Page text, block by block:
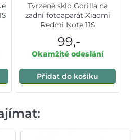
Tvrzené sklo Gorilla na
zadní fotoaparát Xiaomi
Redmi Note 11S
99,-
Okamžité odeslání
Přidat do košíku